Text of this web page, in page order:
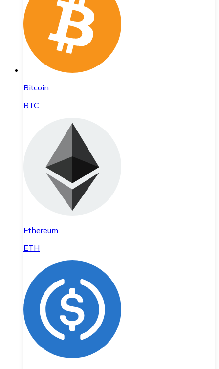
Bitcoin
BTC
Ethereum
ETH